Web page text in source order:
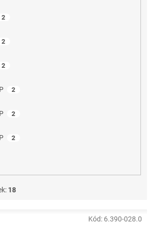
2
2
2
2
2
2
18
Kód: 6.390-028.0